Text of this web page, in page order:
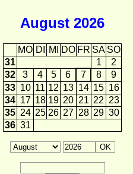
August 2026
MO DI MI DO FR SA SO
31
1
2
32
3 4 5 6 7 8
9
33 10 11 12 13 14 15 16
34 17 18 19 20 21 22 23
35 24 25 26 27 28 29 30
36 31